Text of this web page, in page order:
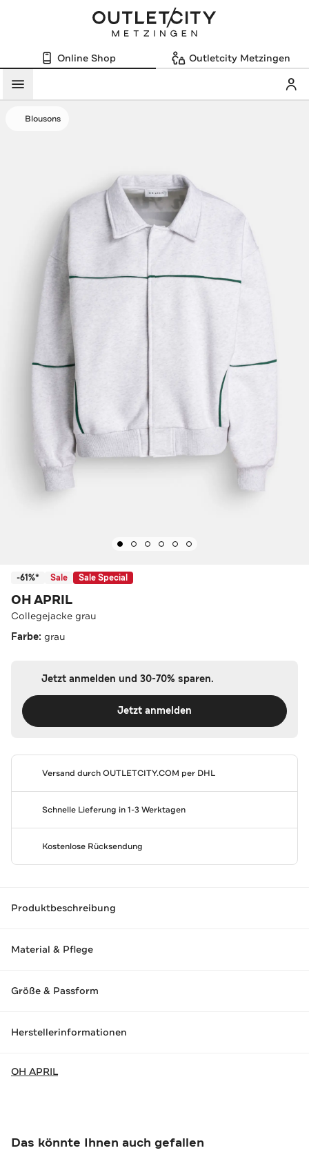
Online Shop Outletcity Metzingen
Menü
Blousons
-61%* Sale Sale Special
OH APRIL
Collegejacke grau
Farbe: grau
Jetzt anmelden und 30-70% sparen.
Jetzt anmelden
Versand durchOUTLETCITY.COM per DHL
Schnelle Lieferung in 1-3 Werktagen
Kostenlose Rücksendung
Produktbeschreibung
Material & Pflege
Größe & Passform
Herstellerinformationen
OH APRIL
Das könnte Ihnen auch gefallen